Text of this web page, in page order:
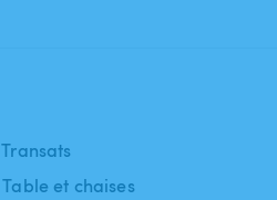
Table et chaises